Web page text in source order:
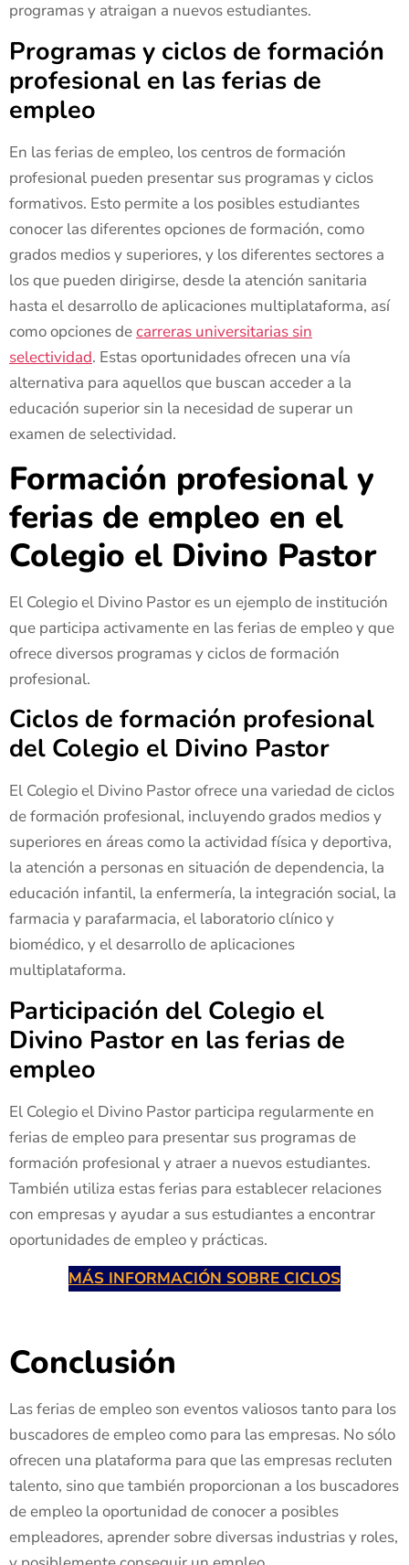
programas y atraigan a nuevos estudiantes.
Programas y ciclos de formación
profesional en las ferias de
empleo
En las ferias de empleo, los centros de formación
profesional pueden presentar sus programas y ciclos
formativos. Esto permite a los posibles estudiantes
conocer las diferentes opciones de formación, como
grados medios y superiores, y los diferentes sectores a
los que pueden dirigirse, desde la atención sanitaria
hasta el desarrollo de aplicaciones multiplataforma, así
como opciones decarreras universitarias sin
selectividad. Estas oportunidades ofrecen una vía
alternativa para aquellos que buscan acceder a la
educación superior sin la necesidad de superar un
examen de selectividad.
Formación profesional y
ferias de empleo en el
Colegio el Divino Pastor
El Colegio el Divino Pastor es un ejemplo de institución
que participa activamente en las ferias de empleo y que
ofrece diversos programas y ciclos de formación
profesional.
Ciclos de formación profesional
del Colegio el Divino Pastor
El Colegio el Divino Pastor ofrece una variedad de ciclos
de formación profesional, incluyendo grados medios y
superiores en áreas como la actividad física y deportiva,
la atención a personas en situación de dependencia, la
educación infantil, la enfermería, la integración social, la
farmacia y parafarmacia, el laboratorio clínico y
biomédico, y el desarrollo de aplicaciones
multiplataforma.
Participación del Colegio el
Divino Pastor en las ferias de
empleo
El Colegio el Divino Pastor participa regularmente en
ferias de empleo para presentar sus programas de
formación profesional y atraer a nuevos estudiantes.
También utiliza estas ferias para establecer relaciones
con empresas y ayudar a sus estudiantes a encontrar
oportunidades de empleo y prácticas.
MÁS INFORMACIÓN SOBRE CICLOS
Conclusión
Las ferias de empleo son eventos valiosos tanto para los
buscadores de empleo como para las empresas. No sólo
ofrecen una plataforma para que las empresas recluten
talento, sino que también proporcionan a los buscadores
de empleo la oportunidad de conocer a posibles
empleadores, aprender sobre diversas industrias y roles,